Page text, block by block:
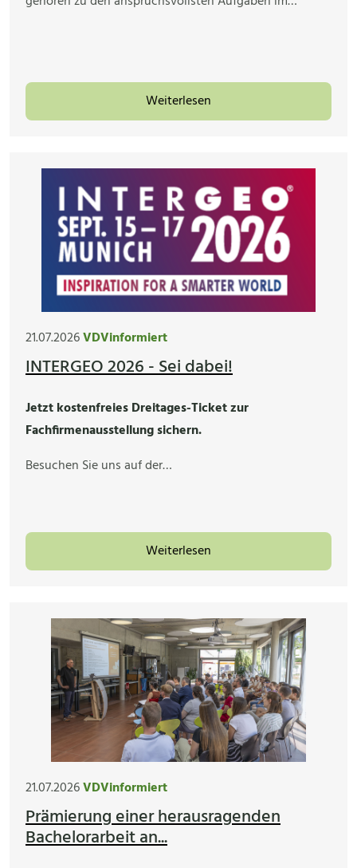
Weiterlesen
21.07.2026VDVinformiert
INTERGEO 2026 - Sei dabei!
Jetzt kostenfreies Dreitages-Ticket zur
Fachfirmenausstellung sichern.
Besuchen Sie uns auf der…
Weiterlesen
21.07.2026VDVinformiert
Prämierung einer herausragenden
Bachelorarbeit an...